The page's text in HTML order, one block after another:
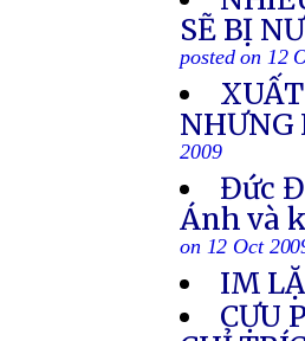
SẼ BỊ
posted on 12
NHƯNG
2009
Đức
Ánh và
on 12 Oct
IM
CỰU